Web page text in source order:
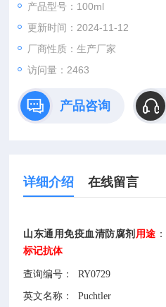
产品型号：100ml
更新时间：2024-11-12
厂商性质：生产厂家
访问量：2463
产品咨询
详细介绍 在线留言
山东通用免疫血清防腐剂 用途 ：
标记抗体
查询编号： RY0729
英文名称： Puchtler